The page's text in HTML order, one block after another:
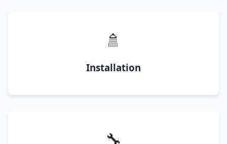
🚿
Installation
🔧